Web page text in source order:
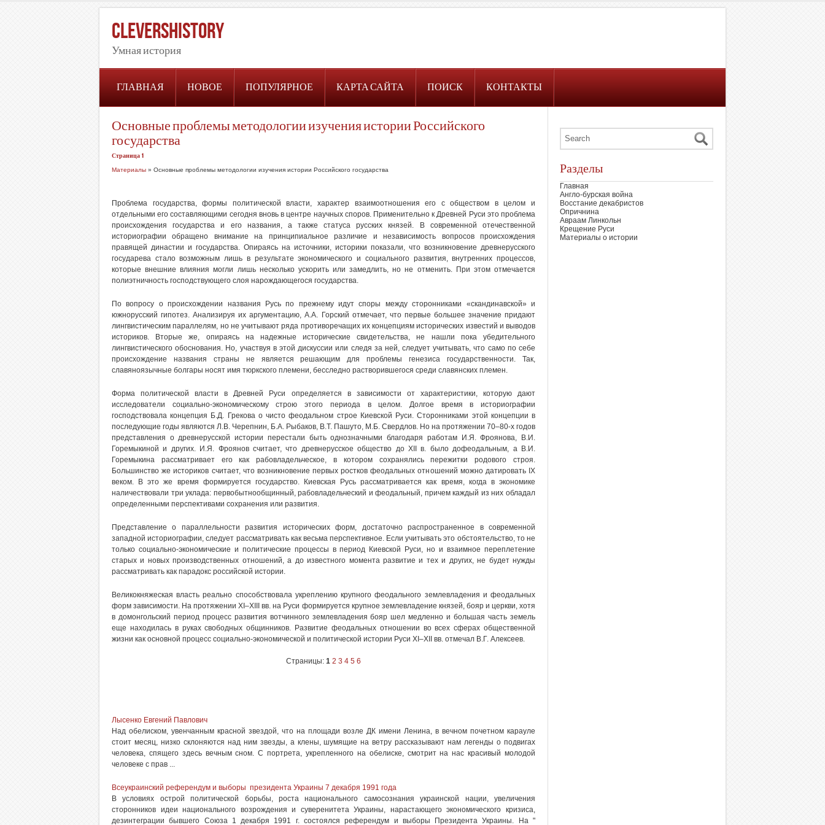
CleversHistory
Умная история
ГЛАВНАЯ НОВОЕ ПОПУЛЯРНОЕ КАРТА САЙТА ПОИСК КОНТАКТЫ
Основные проблемы методологии изучения истории Российского
государства
Страница 1
Материалы » Основные проблемы методологии изучения истории Российского государства
Проблема государства, формы политической власти, характер взаимоотношения его с обществом в целом и
отдельными его составляющими сегодня вновь в центре научных споров. Применительно к Древней Руси это проблема
происхождения государства и его названия, а также статуса русских князей. В современной отечественной
историографии обращено внимание на принципиальное различие и независимость вопросов происхождения
правящей династии и государства. Опираясь на источники, историки показали, что возникновение древнерусского
государева стало возможным лишь в результате экономического и социального развития, внутренних процессов,
которые внешние влияния могли лишь несколько ускорить или замедлить, но не отменить. При этом отмечается
полиэтничность господствующего слоя нарождающегося государства.
По вопросу о происхождении названия Русь по прежнему идут споры между сторонниками «скандинавской» и
южнорусский гипотез. Анализируя их аргументацию, А.А. Горский отмечает, что первые большее значение придают
лингвистическим параллелям, но не учитывают ряда противоречащих их концепциям исторических известий и выводов
историков. Вторые же, опираясь на надежные исторические свидетельства, не нашли пока убедительного
лингвистического обоснования. Но, участвуя в этой дискуссии или следя за ней, следует учитывать, что само по себе
происхождение названия страны не является решающим для проблемы генезиса государственности. Так,
славяноязычные болгары носят имя тюркского племени, бесследно растворившегося среди славянских племен.
Форма политической власти в Древней Руси определяется в зависимости от характеристики, которую дают
исследователи социально-экономическому строю этого периода в целом. Долгое время в историографии
господствовала концепция Б.Д. Грекова о чисто феодальном строе Киевской Руси. Сторонниками этой концепции в
последующие годы являются Л.В. Черепнин, Б.А. Рыбаков, В.Т. Пашуто, М.Б. Свердлов. Но на протяжении 70–80-х годов
представления о древнерусской истории перестали быть однозначными благодаря работам И.Я. Фроянова, В.И.
Горемыкиной и других. И.Я. Фроянов считает, что древнерусское общество до XII в. было дофеодальным, а В.И.
Горемыкина рассматривает его как рабовладельческое, в котором сохранялись пережитки родового строя.
Большинство же историков считает, что возникновение первых ростков феодальных отношений можно датировать IX
веком. В это же время формируется государство. Киевская Русь рассматривается как время, когда в экономике
наличествовали три уклада: первобытнообщинный, рабовладельческий и феодальный, причем каждый из них обладал
определенными перспективами сохранения или развития.
Представление о параллельности развития исторических форм, достаточно распространенное в современной
западной историографии, следует рассматривать как весьма перспективное. Если учитывать это обстоятельство, то не
только социально-экономические и политические процессы в период Киевской Руси, но и взаимное переплетение
старых и новых производственных отношений, а до известного момента развитие и тех и других, не будет нужды
рассматривать как парадокс российской истории.
Великокняжеская власть реально способствовала укреплению крупного феодального землевладения и феодальных
форм зависимости. На протяжении XI–XIII вв. на Руси формируется крупное землевладение князей, бояр и церкви, хотя
в домонгольский период процесс развития вотчинного землевладения бояр шел медленно и большая часть земель
еще находилась в руках свободных общинников. Развитие феодальных отношении во всех сферах общественной
жизни как основной процесс социально-экономической и политической истории Руси XI–XII вв. отмечал В.Г. Алексеев.
Страницы: 1 2 3 4 5 6
Лысенко Евгений Павлович
Над обелиском, увенчанным красной звездой, что на площади возле ДК имени Ленина, в вечном почетном карауле
стоит месяц, низко склоняются над ним звезды, а клены, шумящие на ветру рассказывают нам легенды о подвигах
человека, спящего здесь вечным сном. С портрета, укрепленного на обелиске, смотрит на нас красивый молодой
человеке с прав ...
Всеукраинский референдум и выборы президента Украины 7 декабря 1991 года
В условиях острой политической борьбы, роста национального са­мосознания украинской нации, увеличения
сторонников идеи национального возрождения и суверенитета Украины, нарастающего экономи­ческого кризиса,
дезинтеграции бывшего Союза 1 декабря 1991 г. со­стоялся референдум и выборы Президента Украины. На "
Разделы
Главная
Англо-бурская война
Восстание декабристов
Опричнина
Авраам Линкольн
Крещение Руси
Материалы о истории